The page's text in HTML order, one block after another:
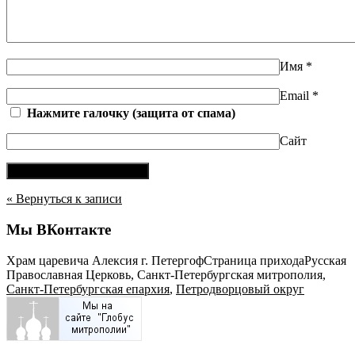
Имя *
Email *
Нажмите галочку (защита от спама)
Сайт
« Вернуться к записи
Мы ВКонтакте
Храм царевича Алексия г. ПетергофСтраница приходаРусская
Православная Церковь, Санкт-Петербургская митрополия,
Санкт-Петербургская епархия, Петродворцовый округ